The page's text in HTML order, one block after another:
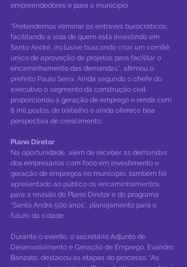
empreendedores e para o município.
“Pretendemos eliminar os entraves burocráticos,
facilitando a vida de quem está investindo em
Santo André, inclusive buscando criar um comitê
único de aprovação de projetos para facilitar o
encaminhamento das demandas”, afirmou o
prefeito Paulo Serra. Ainda segundo o chefe do
executivo o segmento da construção civil
proporcionou a geração de emprego e renda com
8 mil postos de trabalho e ainda oferece boa
perspectiva de crescimento.
Plano Diretor
Na oportunidade, além de receber as demandas
dos empresários com foco em investimento e
geração de empregos no município, também foi
apresentado ao público os encaminhamentos
para a revisão do Plano Diretor e do programa
“Santo André 500 anos”, planejamento para o
futuro da cidade.
Durante o evento, o secretário Adjunto de
Desenvolvimento e Geração de Emprego, Evandro
Banzato, destacou as etapas do processo. “As